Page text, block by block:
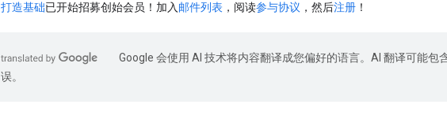
打造基础已开始招募创始会员！加入 邮件列表 ，阅读参与协议 ，然后注册 ！
Google 会使用 AI 技术将内容翻译成您偏好的语言。AI 翻译可能包
误。